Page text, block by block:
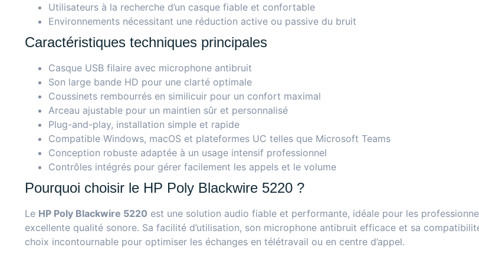
Utilisateurs à la recherche d’un casque fiable et confortable
Environnements nécessitant une réduction active ou passive du bruit
Caractéristiques techniques principales
Casque USB filaire avec microphone antibruit
Son large bande HD pour une clarté optimale
Coussinets rembourrés en similicuir pour un confort maximal
Arceau ajustable pour un maintien sûr et personnalisé
Plug-and-play, installation simple et rapide
Compatible Windows, macOS et plateformes UC telles que Microsoft Teams
Conception robuste adaptée à un usage intensif professionnel
Contrôles intégrés pour gérer facilement les appels et le volume
Pourquoi choisir le HP Poly Blackwire 5220 ?
Le HP Poly Blackwire 5220 est une solution audio fiable et performante, idéale pour les
excellente qualité sonore. Sa facilité d’utilisation, son microphone antibruit efficace et sa
choix incontournable pour optimiser les échanges en télétravail ou en centre d’appel.